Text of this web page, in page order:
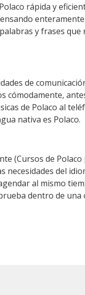
rápida y
y frases
de
cómodamente,
de Polaco al
nativa es Polaco.
(Cursos de
del
al mismo
dentro de